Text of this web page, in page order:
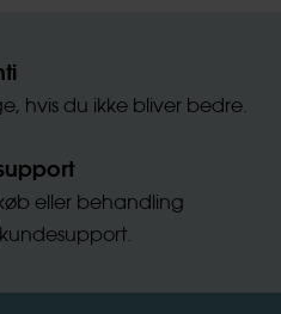
hvis du ikke bliver bedre.
eller behandling